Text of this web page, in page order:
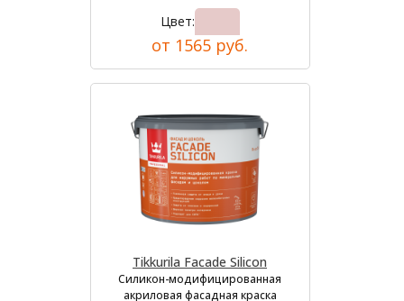
Цвет:
от 1565 руб.
Tikkurila Facade Silicon
Силикон-модифицированная
акриловая фасадная краска